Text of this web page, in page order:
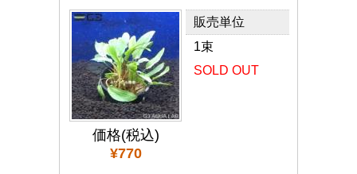
価格(税込)
¥770
販売単位
1束
SOLD OUT